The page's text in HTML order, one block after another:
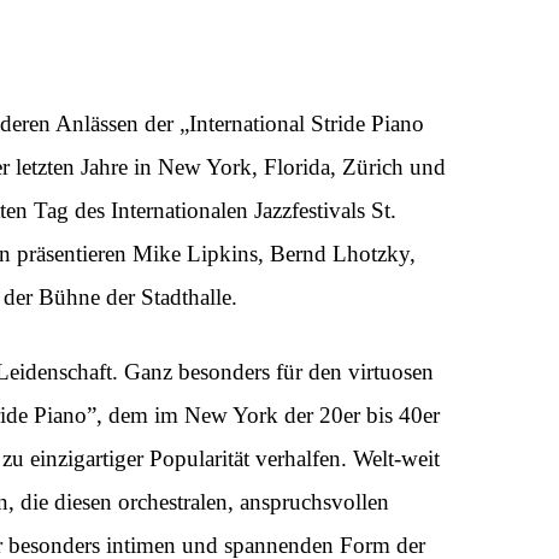
Anlässen der „International Stride Piano
letzten Jahre in New York, Florida, Zürich und
Tag des Internationalen Jazzfestivals St.
präsentieren Mike Lipkins, Bernd Lhotzky,
Bühne der Stadthalle.
Ganz besonders für den virtuosen
Piano”, dem im New York der 20er bis 40er
einzigartiger Popularität verhalfen. Welt-weit
die diesen orchestralen, anspruchsvollen
intimen und spannenden Form der